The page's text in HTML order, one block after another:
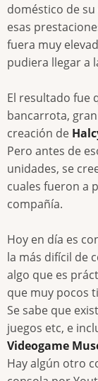
doméstico de
esas
fuera muy
pudiera llegar a
El resultado fue
bancarrota,
creación de
Pero antes de
unidades, se
cuales fueron a
compañía.
Hoy en día es
la más difícil de
algo que es
que muy pocos
Se sabe que
juegos etc, e
Videogame
Hay algún otro